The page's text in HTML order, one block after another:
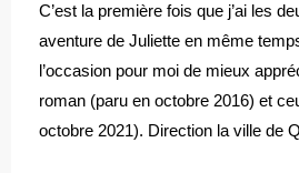
C’est la première fois que j’ai les
aventure de Juliette en même
l’occasion pour moi de mieux
roman (paru en octobre 2016) et
octobre 2021). Direction la ville de